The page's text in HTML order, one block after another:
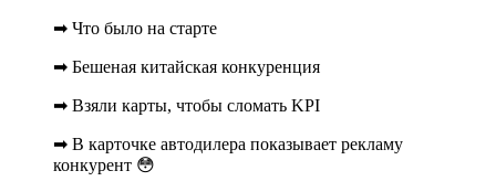
➡ Что было на старте
➡ Бешеная китайская конкуренция
➡ Взяли карты, чтобы сломать KPI
➡ В карточке автодилера показывает рекламу
конкурент 😳